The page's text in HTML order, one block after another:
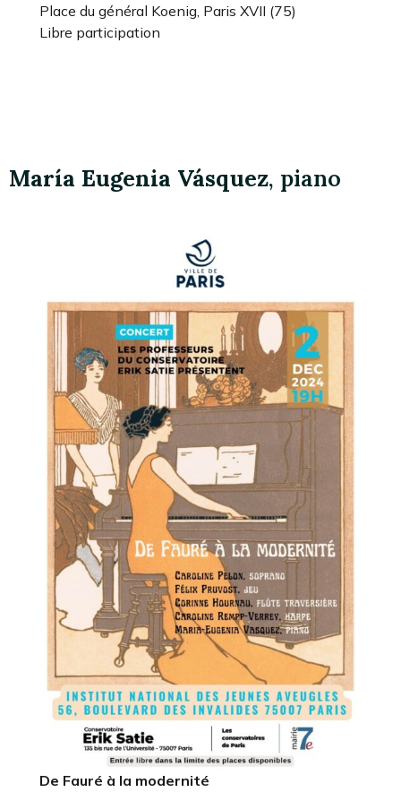
Place du général Koenig, Paris XVII (75)
Libre participation
María Eugenia Vásquez, piano
De Fauré à la modernité